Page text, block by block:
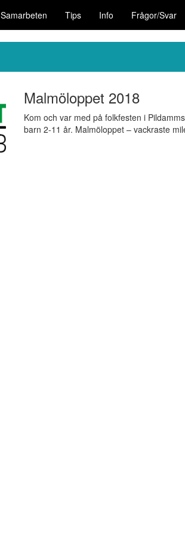
Samarbeten Tips Info Frågor/Svar
Malmöloppet 2018
Kom och var med på folkfesten i
barn 2-11 år. Malmöloppet – vackraste